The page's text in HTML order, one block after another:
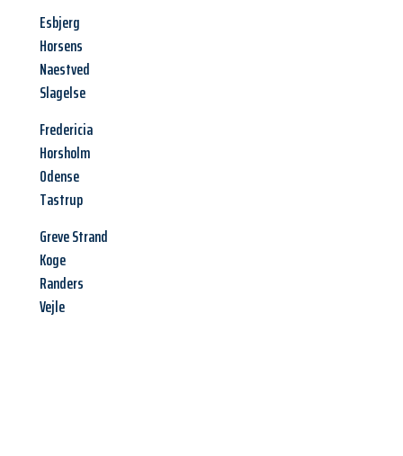
Esbjerg
Horsens
Naestved
Slagelse
Fredericia
Horsholm
Odense
Tastrup
Greve Strand
Koge
Randers
Vejle